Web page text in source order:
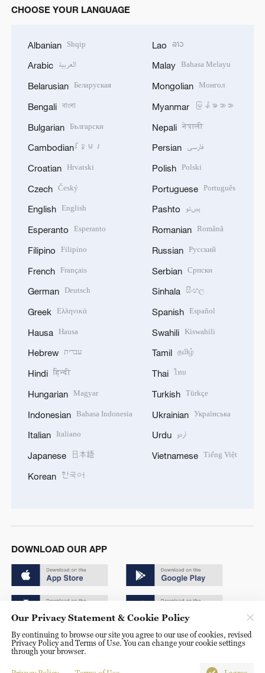
CHOOSE YOUR LANGUAGE
Albanian Shqip
Arabic العربية
Belarusian Беларуская
Bengali বাংলা
Bulgarian Български
Cambodian ខ្មែរ
Croatian Hrvatski
Czech Český
English English
Esperanto Esperanto
Filipino Filipino
French Français
German Deutsch
Greek Ελληνικά
Hausa Hausa
Hebrew עברית
Hindi हिन्दी
Hungarian Magyar
Indonesian Bahasa Indonesia
Italian Italiano
Japanese 日本語
Korean 한국어
Lao ລາວ
Malay Bahasa Melayu
Mongolian Монгол
Myanmar မြန်မာဘာသာ
Nepali नेपाली
Persian فارسی
Polish Polski
Portuguese Português
Pashto پښتو
Romanian Română
Russian Русский
Serbian Српски
Sinhala සිංහල
Spanish Español
Swahili Kiswahili
Tamil தமிழ்
Thai ไทย
Turkish Türkçe
Ukrainian Українська
Urdu اردو
Vietnamese Tiếng Việt
DOWNLOAD OUR APP
Copyright © 2024 CGTN.
京ICP备20000184号
Our Privacy Statement & Cookie Policy
By continuing to browse our site you agree to our use of cookies, revised
Privacy Policy and Terms of Use. You can change your cookie settings
through your browser.